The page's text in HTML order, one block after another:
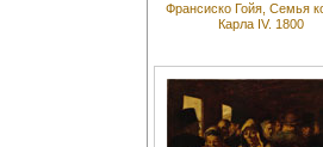
Франсиско Гойя, Семья
Карла IV. 1800